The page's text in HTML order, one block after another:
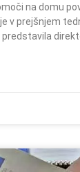
na domu
v prejšnjem